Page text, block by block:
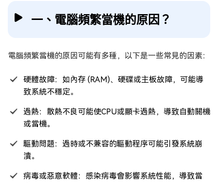
一、電腦頻繁當機的原因？
電腦頻繁當機的原因可能有多種，以下是一些常見的因素：
硬體故障：如內存 (RAM)、硬碟或主板故障，可能導
致系統不穩定。
過熱：散熱不良可能使CPU或顯卡過熱，導致自動關機
或當機。
驅動問題：過時或不兼容的驅動程序可能引發系統崩
潰。
病毒或惡意軟體：感染病毒會影響系統性能，導致當